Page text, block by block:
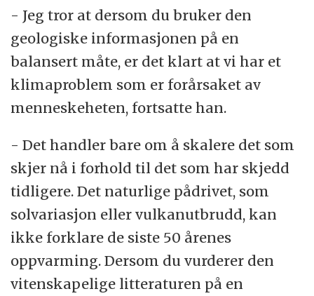
- Jeg tror at dersom du bruker den
geologiske informasjonen på en
balansert måte, er det klart at vi har et
klimaproblem som er forårsaket av
menneskeheten, fortsatte han.
- Det handler bare om å skalere det som
skjer nå i forhold til det som har skjedd
tidligere. Det naturlige pådrivet, som
solvariasjon eller vulkanutbrudd, kan
ikke forklare de siste 50 årenes
oppvarming. Dersom du vurderer den
vitenskapelige litteraturen på en